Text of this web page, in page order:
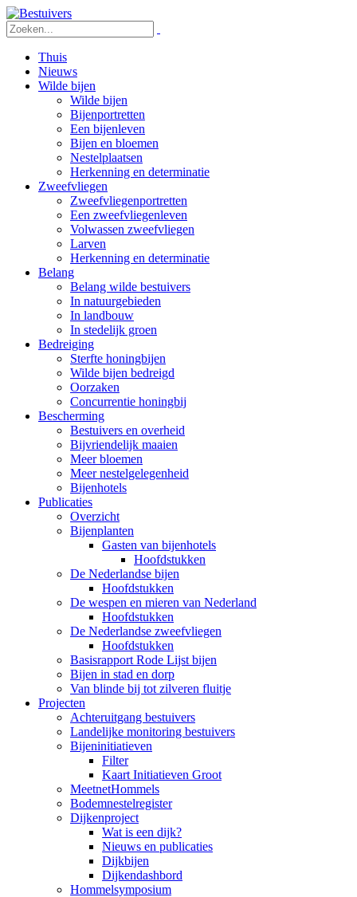
Thuis
Nieuws
Wilde bijen
Wilde bijen
Bijenportretten
Een bijenleven
Bijen en bloemen
Nestelplaatsen
Herkenning en determinatie
Zweefvliegen
Zweefvliegenportretten
Een zweefvliegenleven
Volwassen zweefvliegen
Larven
Herkenning en determinatie
Belang
Belang wilde bestuivers
In natuurgebieden
In landbouw
In stedelijk groen
Bedreiging
Sterfte honingbijen
Wilde bijen bedreigd
Oorzaken
Concurrentie honingbij
Bescherming
Bestuivers en overheid
Bijvriendelijk maaien
Meer bloemen
Meer nestelgelegenheid
Bijenhotels
Publicaties
Overzicht
Bijenplanten
Gasten van bijenhotels
Hoofdstukken
De Nederlandse bijen
Hoofdstukken
De wespen en mieren van Nederland
Hoofdstukken
De Nederlandse zweefvliegen
Hoofdstukken
Basisrapport Rode Lijst bijen
Bijen in stad en dorp
Van blinde bij tot zilveren fluitje
Projecten
Achteruitgang bestuivers
Landelijke monitoring bestuivers
Bijeninitiatieven
Filter
Kaart Initiatieven Groot
MeetnetHommels
Bodemnestelregister
Dijkenproject
Wat is een dijk?
Nieuws en publicaties
Dijkbijen
Dijkendashbord
Hommelsymposium